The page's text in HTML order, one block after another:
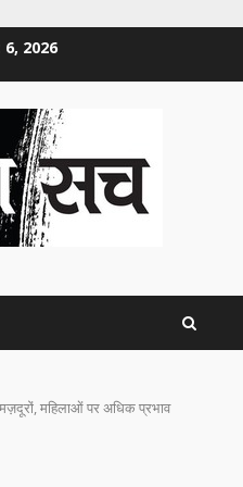
2026
महिलाओं पर अधिक प्रभाव